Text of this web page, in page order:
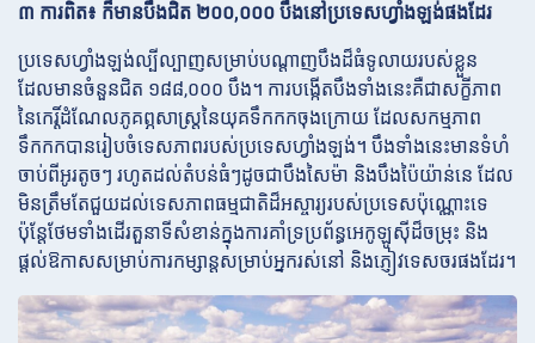
៣ ការពិត៖ ក៏មានបឹងជិត ២០០,០០០ បឹងនៅប្រទេសហ្វាំងឡង់ផងដែរ
ប្រទេសហ្វាំងឡង់ល្បីល្បាញសម្រាប់បណ្តាញបឹងដ៏ធំទូលាយរបស់ខ្លួន
ដែលមានចំនួនជិត ១៨៨,០០០ បឹង។ ការបង្កើតបឹងទាំងនេះគឺជាសក្ខីភាព
នៃកេរ្តិ៍ដំណែលភូគព្ភសាស្ត្រនៃយុគទឹកកកចុងក្រោយ ដែលសកម្មភាព
ទឹកកកបានរៀបចំទេសភាពរបស់ប្រទេសហ្វាំងឡង់។ បឹងទាំងនេះមានទំហំ
ចាប់ពីអូរតូចៗ រហូតដល់តំបន់ធំៗដូចជាបឹងសៃម៉ា និងបឹងប៉ៃយ៉ាន់នេ ដែល
មិនត្រឹមតែជួយដល់ទេសភាពធម្មជាតិដ៏អស្ចារ្យរបស់ប្រទេសប៉ុណ្ណោះទេ
ប៉ុន្តែថែមទាំងដើរតួនាទីសំខាន់ក្នុងការគាំទ្រប្រព័ន្ធអេកូឡូស៊ីដ៏ចម្រុះ និង
ផ្តល់ឱកាសសម្រាប់ការកម្សាន្តសម្រាប់អ្នករស់នៅ និងភ្ញៀវទេសចរផងដែរ។